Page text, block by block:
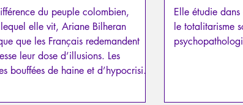
du peuple colombien,
elle vit, Ariane Bilheran
que les Français redemandent
leur dose d’illusions. Les
bouffées de haine et d’hypocrisie
éclatante.
Elle étudie
le totalitarisme